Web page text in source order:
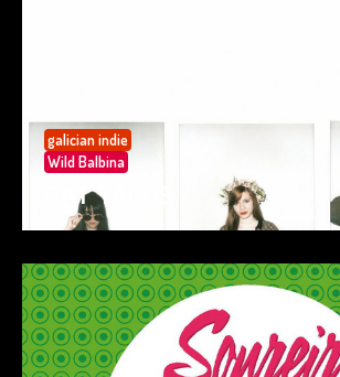
galician indie
Wild Balbina
EAT TACOS